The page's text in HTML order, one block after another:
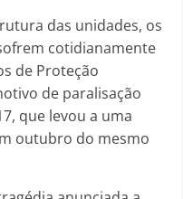
das unidades, os
cotidianamente
de Proteção
de paralisação
que levou a uma
outubro do mesmo